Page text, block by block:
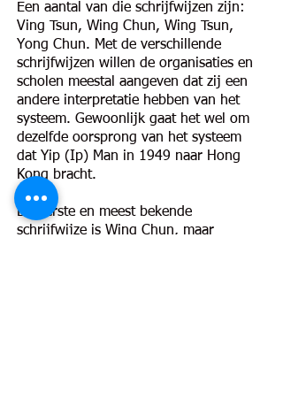
Een aantal van die schrijfwijzen zijn:
Ving Tsun, Wing Chun, Wing Tsun,
Yong Chun. Met de verschillende
schrijfwijzen willen de organisaties en
scholen meestal aangeven dat zij een
andere interpretatie hebben van het
systeem. Gewoonlijk gaat het wel om
dezelfde oorsprong van het systeem
dat Yip (Ip) Man in 1949 naar Hong
Kong bracht.
De eerste en meest bekende
schrijfwijze is Wing Chun, maar